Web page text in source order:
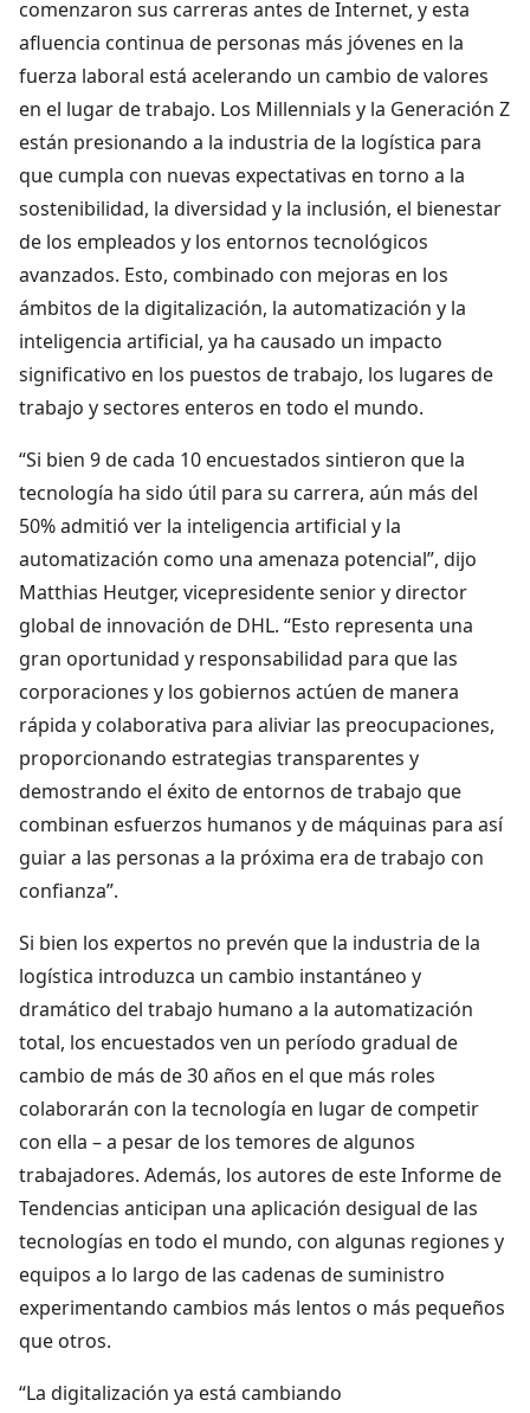
comenzaron sus carreras antes de Internet, y esta
afluencia continua de personas más jóvenes en la
fuerza laboral está acelerando un cambio de valores
en el lugar de trabajo. Los Millennials y la Generación Z
están presionando a la industria de la logística para
que cumpla con nuevas expectativas en torno a la
sostenibilidad, la diversidad y la inclusión, el bienestar
de los empleados y los entornos tecnológicos
avanzados. Esto, combinado con mejoras en los
ámbitos de la digitalización, la automatización y la
inteligencia artificial, ya ha causado un impacto
significativo en los puestos de trabajo, los lugares de
trabajo y sectores enteros en todo el mundo.
“Si bien 9 de cada 10 encuestados sintieron que la
tecnología ha sido útil para su carrera, aún más del
50% admitió ver la inteligencia artificial y la
automatización como una amenaza potencial”, dijo
Matthias Heutger, vicepresidente senior y director
global de innovación de DHL. “Esto representa una
gran oportunidad y responsabilidad para que las
corporaciones y los gobiernos actúen de manera
rápida y colaborativa para aliviar las preocupaciones,
proporcionando estrategias transparentes y
demostrando el éxito de entornos de trabajo que
combinan esfuerzos humanos y de máquinas para así
guiar a las personas a la próxima era de trabajo con
confianza”.
Si bien los expertos no prevén que la industria de la
logística introduzca un cambio instantáneo y
dramático del trabajo humano a la automatización
total, los encuestados ven un período gradual de
cambio de más de 30 años en el que más roles
colaborarán con la tecnología en lugar de competir
con ella – a pesar de los temores de algunos
trabajadores. Además, los autores de este Informe de
Tendencias anticipan una aplicación desigual de las
tecnologías en todo el mundo, con algunas regiones y
equipos a lo largo de las cadenas de suministro
experimentando cambios más lentos o más pequeños
que otros.
“La digitalización ya está cambiando